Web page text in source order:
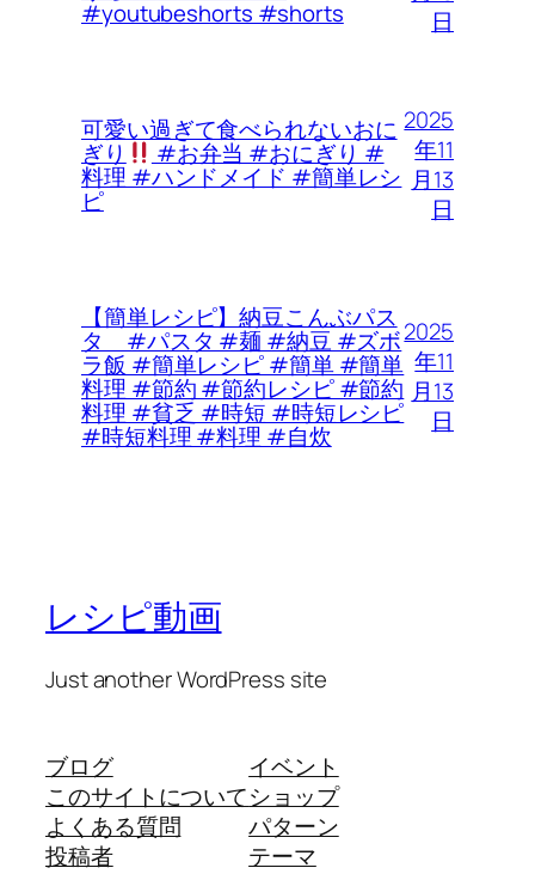
#youtubeshorts #shorts
日
可愛い過ぎて食べられないおに
ぎり #お弁当 #おにぎり #
料理 #ハンドメイド #簡単レシ
ピ
2025
年11
月13
日
【簡単レシピ】納豆こんぶパス
タ #パスタ #麺 #納豆 #ズボ
ラ飯 #簡単レシピ #簡単 #簡単
料理 #節約 #節約レシピ #節約
料理 #貧乏 #時短 #時短レシピ
#時短料理 #料理 #自炊
2025
年11
月13
日
レシピ動画
Just another WordPress site
ブログ
このサイトについて
よくある質問
投稿者
イベント
ショップ
パターン
テーマ